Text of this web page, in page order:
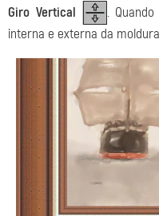
Giro Vertical
.
interna e externa da